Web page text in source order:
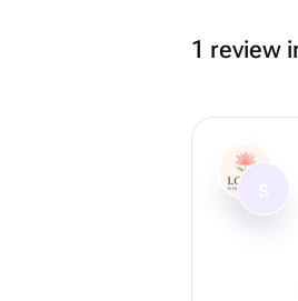
1 review